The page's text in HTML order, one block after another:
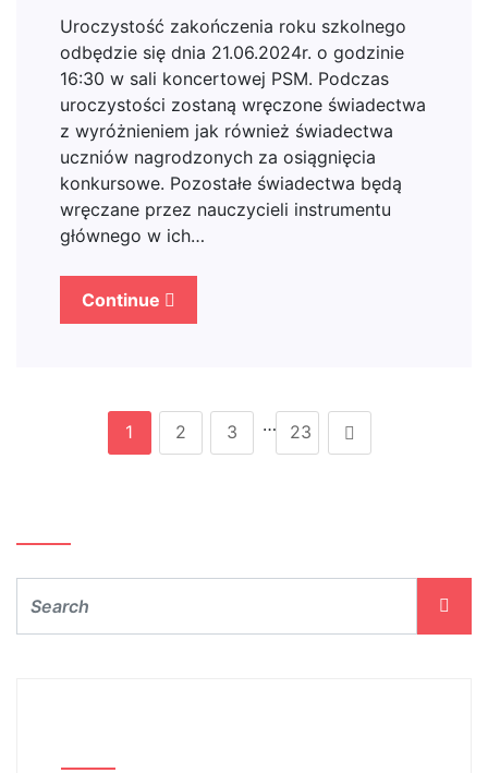
Uroczystość zakończenia roku szkolnego
odbędzie się dnia 21.06.2024r. o godzinie
16:30 w sali koncertowej PSM. Podczas
uroczystości zostaną wręczone świadectwa
z wyróżnieniem jak również świadectwa
uczniów nagrodzonych za osiągnięcia
konkursowe. Pozostałe świadectwa będą
wręczane przez nauczycieli instrumentu
głównego w ich…
Continue
1 2 3 … 23